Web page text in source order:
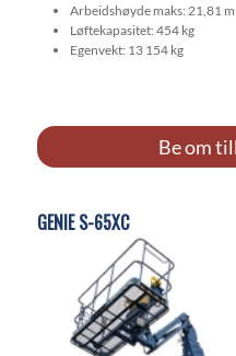
Arbeidshøyde maks: 21,81 m
Løftekapasitet: 454 kg
Egenvekt: 13 154 kg
Be om
GENIE S-65XC